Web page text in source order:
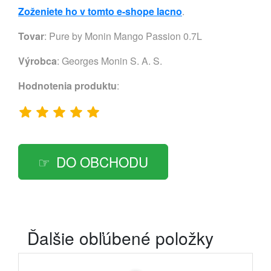
Zoženiete ho v tomto e-shope lacno.
Tovar: Pure by Monin Mango Passion 0.7L
Výrobca: Georges Monin S. A. S.
Hodnotenia produktu:
DO OBCHODU
Ďalšie obľúbené položky